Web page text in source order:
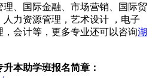
、国际金融、市场营销、国际贸
力资源管理，艺术设计 ，电子
会计等，更多专业还可以咨询湖
本助学班报名简章：